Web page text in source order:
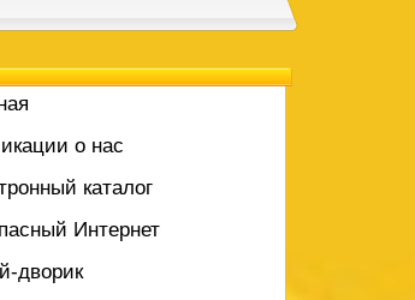
о нас
каталог
Интернет
дворик